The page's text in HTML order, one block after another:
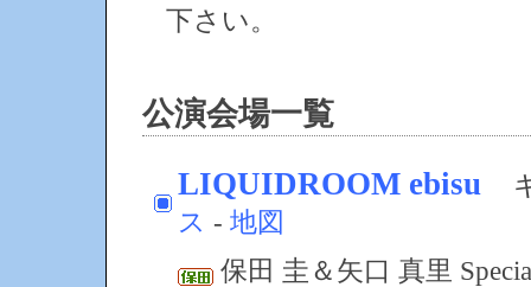
下さい。
公演会場一覧
LIQUIDROOM ebisu
ス - 地図
保田 圭＆矢口 真里